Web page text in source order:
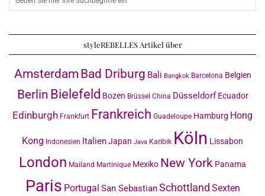
styleREBELLES Artikel über
Amsterdam Bad Driburg Bali Bangkok Barcelona Belgien
Berlin Bielefeld Bozen Brüssel China Düsseldorf Ecuador
Edinburgh Frankfurt Frankreich Guadeloupe Hamburg Hong
Kong Indonesien ItalienJapan Java Karibik Köln Lissabon
London Mailand Martinique Mexiko New York Panama
Paris Portugal San SebastianSchottland Sexten